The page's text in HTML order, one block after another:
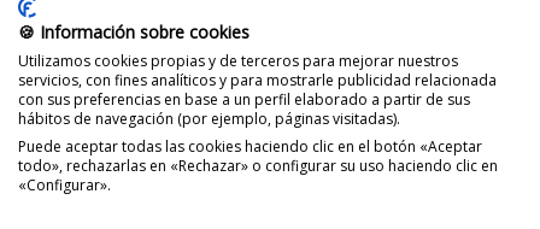
🍪 Información sobre cookies
Utilizamos cookies propias y de terceros para mejorar nuestros
servicios, con fines analíticos y para mostrarle publicidad relacionada
con sus preferencias en base a un perfil elaborado a partir de sus
hábitos de navegación (por ejemplo, páginas visitadas).
Puede aceptar todas las cookies haciendo clic en el botón «Aceptar
todo», rechazarlas en «Rechazar» o configurar su uso haciendo clic en
«Configurar».